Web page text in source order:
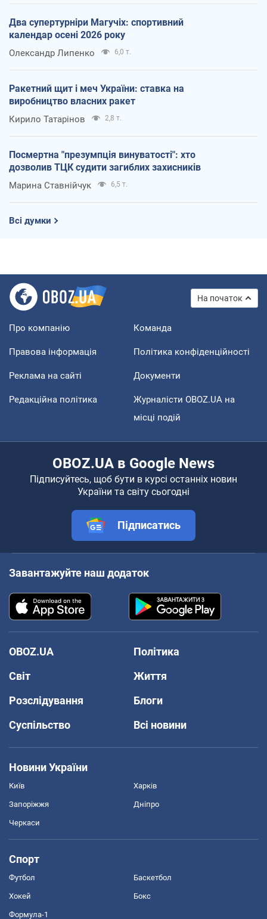
Два супертурніри Магучіх: спортивний
календар осені 2026 року
Олександр Липенко 6,0 т.
Ракетний щит і меч України: ставка на
виробництво власних ракет
Кирило Татарінов 2,8 т.
Посмертна "презумпція винуватості": хто
дозволив ТЦК судити загиблих захисників
Марина Ставнійчук 6,5 т.
Всі думки
На початок
Про компанію Команда
Правова інформація Політика конфіденційності
Реклама на сайті Документи
Редакційна політика
Журналісти OBOZ.UA на
місці подій
OBOZ.UA в Google News
Підписуйтесь, щоб бути в курсі останніх новин
України та світу сьогодні
Підписатись
Завантажуйте наш додаток
OBOZ.UA
Політика
Світ
Життя
Розслідування
Блоги
Суспільство
Всі новини
Новини України
Київ Харків
Запоріжжя Дніпро
Черкаси
Спорт
Футбол Баскетбол
Хокей Бокс
Формула-1